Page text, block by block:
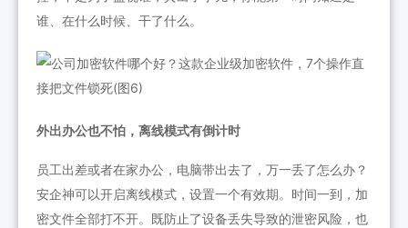
谁、在什么时候、干了什么。
外出办公也不怕，离线模式有倒计时
员工出差或者在家办公，电脑带出去了，万一丢了怎么办？
安企神可以开启离线模式，设置一个有效期。时间一到，加
密文件全部打不开。既防止了设备丢失导致的泄密风险，也